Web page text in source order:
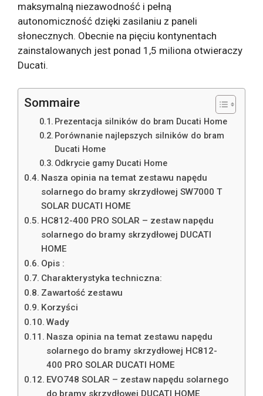
maksymalną niezawodność i pełną
autonomiczność dzięki zasilaniu z paneli
słonecznych. Obecnie na pięciu kontynentach
zainstalowanych jest ponad 1,5 miliona otwieraczy
Ducati.
Sommaire
Prezentacja silników do bram Ducati Home
Porównanie najlepszych silników do bram
Ducati Home
Odkrycie gamy Ducati Home
Nasza opinia na temat zestawu napędu
solarnego do bramy skrzydłowej SW7000 T
SOLAR DUCATI HOME
HC812-400 PRO SOLAR – zestaw napędu
solarnego do bramy skrzydłowej DUCATI
HOME
Opis :
Charakterystyka techniczna:
Zawartość zestawu
Korzyści
Wady
Nasza opinia na temat zestawu napędu
solarnego do bramy skrzydłowej HC812-
400 PRO SOLAR DUCATI HOME
EVO748 SOLAR – zestaw napędu solarnego
do bramy skrzydłowej DUCATI HOME